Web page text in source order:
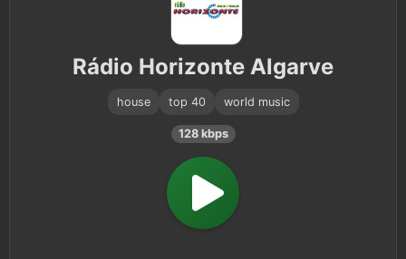
Rádio Horizonte Algarve
house top 40 world music
128 kbps